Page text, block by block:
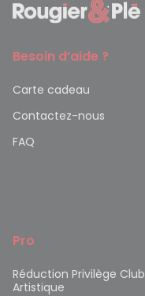
Besoin d’aide ?
Carte cadeau
Contactez-nous
FAQ
Pro
Réduction Privilège Club
Artistique